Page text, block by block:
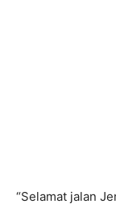
“Selamat jalan